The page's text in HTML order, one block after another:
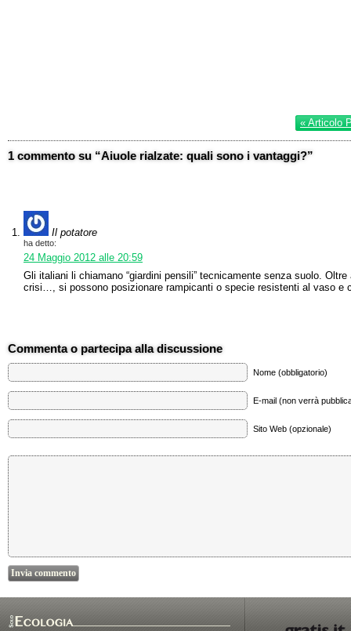
« Articolo
1 commento su “Aiuole rialzate: quali sono i vantaggi?”
Il potatore
ha detto:
24 Maggio 2012 alle 20:59
Gli italiani li chiamano “giardini pensili” tecnicamente senza suolo.
crisi…, si possono posizionare rampicanti o specie resistenti al vaso e
Commenta o partecipa alla discussione
Nome (obbligatorio)
E-mail (non verrà
Sito Web (opzionale)